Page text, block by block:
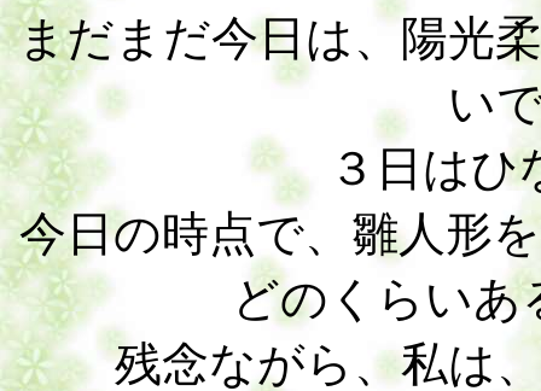
まだまだ今日は、陽光
い
３日はひ
今日の時点で、雛人形
どのくらいあ
残念ながら、私は